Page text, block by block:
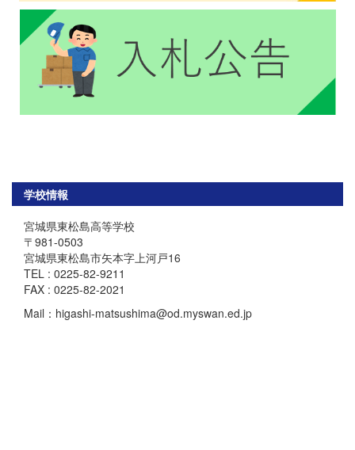
学校情報
宮城県東松島高等学校
〒981-0503
宮城県東松島市矢本字上河戸16
TEL : 0225-82-9211
FAX : 0225-82-2021
Mail：higashi-matsushima@od.myswan.ed.jp